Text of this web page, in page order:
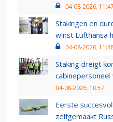
04-08-2026, 11:47
Stakingen en
winst Lufthansa
04-08-2026,
Staking dreigt
cabinepersoneel
04-08-2026, 10:57
Eerste
zelfgemaakt